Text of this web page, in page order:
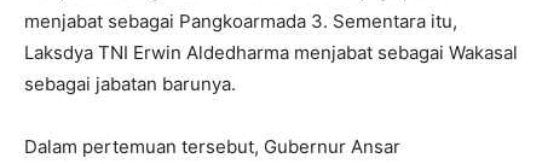
menjabat sebagai Pangkoarmada 3. Sementara itu,
Laksdya TNI Erwin Aldedharma menjabat sebagai Wakasal
sebagai jabatan barunya.
Dalam pertemuan tersebut, Gubernur Ansar